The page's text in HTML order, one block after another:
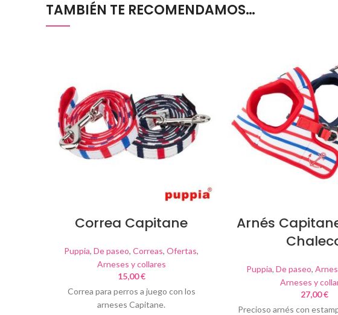
TAMBIÉN TE RECOMENDAMOS…
Correa Capitane
Puppia, De paseo, Correas, Ofertas,
Arneses y collares
15,00€
Correa para perros a juego con los
arneses Capitane.
Arnés
Puppia, De paseo,
Arneses y
27,00€
Precioso arnés con